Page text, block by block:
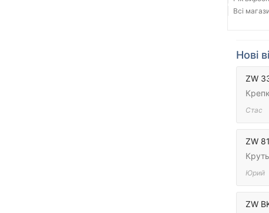
Всі
Нові
ZW
Стас
ZW
Юрий
ZW